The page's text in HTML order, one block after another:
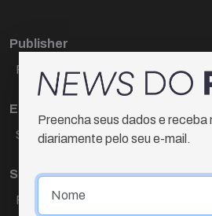
Publisher
Paulo Cesar de Oliveira
Editora Chefe
Sueli Cotta
Sub-editora
Raquel Ayres
Preencha seus dados e receba
diariamente pelo seu e-mail.